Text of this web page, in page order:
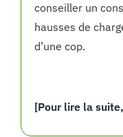
conseiller un
hausses de
d’une cop.
[Pour lire la